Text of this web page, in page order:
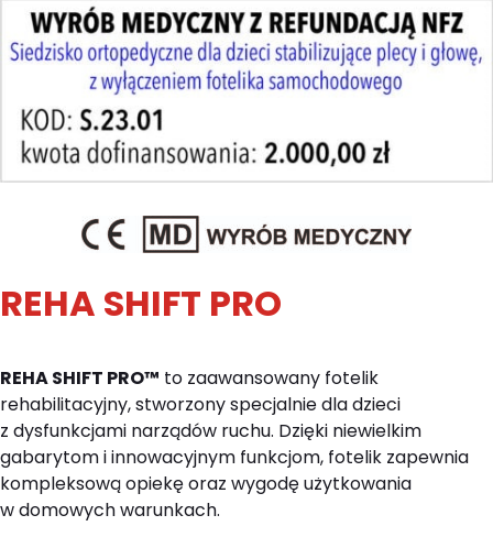
REHA SHIFT PRO
REHA SHIFT PRO™ to zaawansowany fotelik
rehabilitacyjny, stworzony specjalnie dla dzieci
z dysfunkcjami narządów ruchu. Dzięki niewielkim
gabarytom i innowacyjnym funkcjom, fotelik zapewnia
kompleksową opiekę oraz wygodę użytkowania
w domowych warunkach.